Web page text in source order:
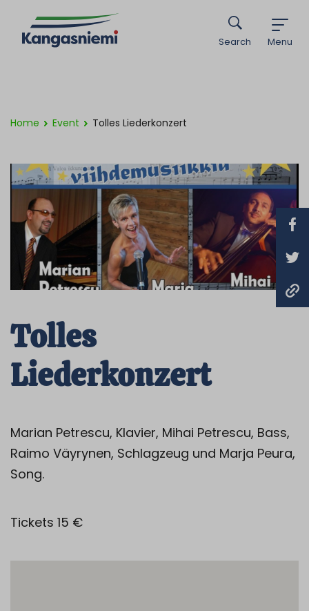
Menu
Search
Home Event Tolles Liederkonzert
Tolles
Liederkonzert
Marian Petrescu, Klavier, Mihai Petrescu, Bass,
Raimo Väyrynen, Schlagzeug und Marja Peura,
Song.
Tickets 15 €